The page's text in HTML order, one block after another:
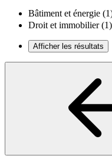
Bâtiment et énergie
Droit et immobilier (1)
Afficher les résultats